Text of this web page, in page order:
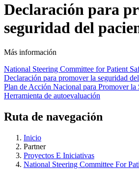
Declaración para
seguridad del
Más información
National Steering Committee for Patient
Declaración para promover la seguridad
Plan de Acción Nacional para Promover la
Herramienta de autoevaluación
Ruta de navegación
Inicio
Partner
Proyectos E Iniciativas
National Steering Committee For